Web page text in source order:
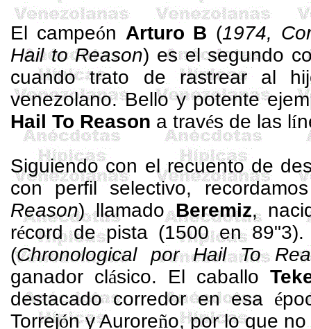
El campeón Arturo B (1974,
Hail to Reason) es el segundo
cuando trato de rastrear al
venezolano. Bello y potente
Hail To Reason a través de las lí
Siguiendo con el recuento de
con perfil selectivo,
Reason) llamadoBeremiz,
récord de pista (1500 en 89"3).
(ChronologicalporHail To
ganador clásico. El caballo
destacado corredor en esa é
Torrejón yAuroreño, por lo que